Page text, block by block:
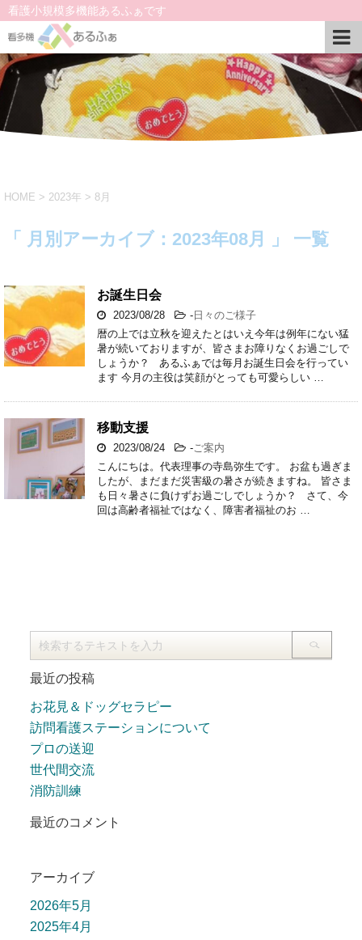
看護小規模多機能あるふぁです
HOME > 2023年 > 8月
「 月別アーカイブ：2023年08月 」 一覧
お誕生日会
2023/08/28 - 日々のご様子
暦の上では立秋を迎えたとはいえ今年は例年にない猛
暑が続いておりますが、皆さまお障りなくお過ごしで
しょうか？ あるふぁでは毎月お誕生日会を行ってい
ます 今月の主役は笑顔がとっても可愛らしい …
移動支援
2023/08/24 -ご案内
こんにちは。代表理事の寺島弥生です。 お盆も過ぎま
したが、まだまだ災害級の暑さが続きますね。 皆さま
も日々暑さに負けずお過ごしでしょうか？ さて、今
回は高齢者福祉ではなく、障害者福祉のお …
最近の投稿
お花見＆ドッグセラピー
訪問看護ステーションについて
プロの送迎
世代間交流
消防訓練
最近のコメント
アーカイブ
2026年5月
2025年4月